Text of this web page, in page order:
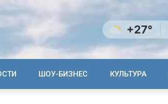
+27°
ШОУ-БИЗНЕС КУЛЬТУРА